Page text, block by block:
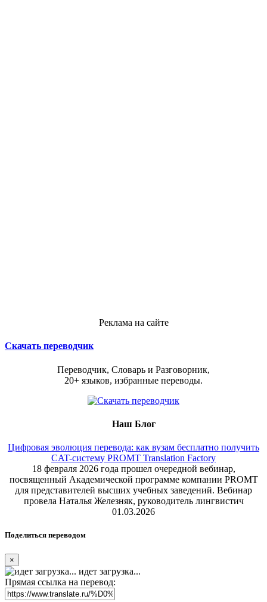
Реклама на сайте
Скачать переводчик
Переводчик, Словарь и Разговорник,
20+ языков, избранные переводы.
Наш Блог
Цифровая эволюция перевода: как вузам бесплатно получить
CAT-систему PROMT Translation Factory
18 февраля 2026 года прошел очередной вебинар,
посвященный Академической программе компании PROMT
для представителей высших учебных заведений. Вебинар
провела Наталья Железняк, руководитель лингвистич
01.03.2026
Поделиться переводом
×
идет загрузка...
Прямая ссылка на перевод: